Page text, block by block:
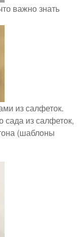
важно знать
из салфеток.
сада из салфеток,
(шаблоны